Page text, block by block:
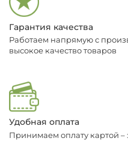
Гарантия качества
Работаем напрямую с
высокое качество товаров
Удобная оплата
Принимаем оплату картой –